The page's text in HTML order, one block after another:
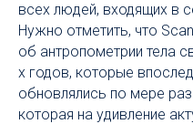
всех людей, входящих в
Нужно отметить, что
об антропометрии тела
х годов, которые
обновлялись по мере
которая на удивление